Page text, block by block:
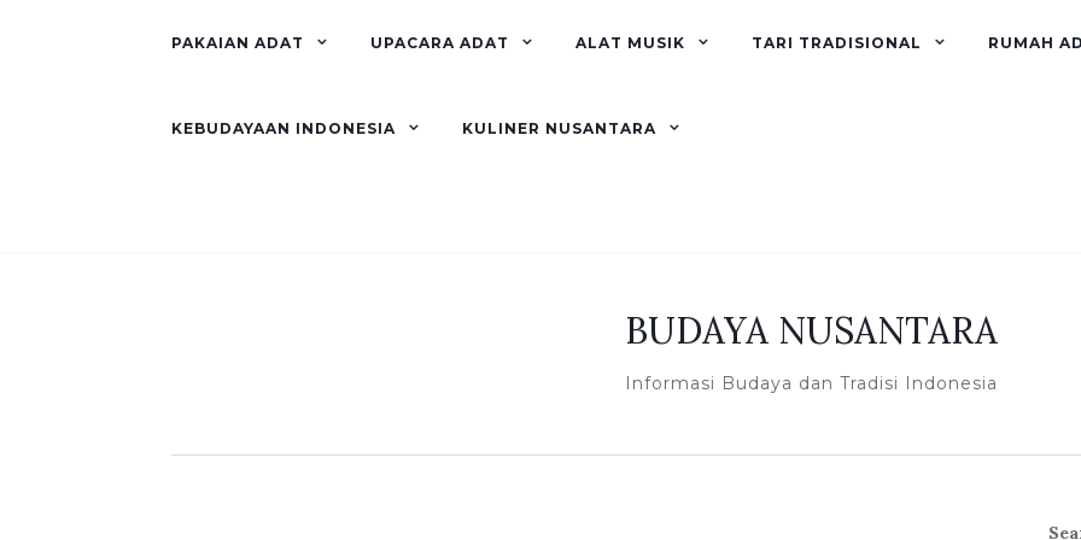
PAKAIAN ADAT UPACARA ADAT ALAT MUSIK TARI TRADISIONAL RUMAH
KEBUDAYAAN INDONESIA KULINER NUSANTARA
BUDAYA NUSANTARA
Informasi Budaya dan Tradisi Indonesia